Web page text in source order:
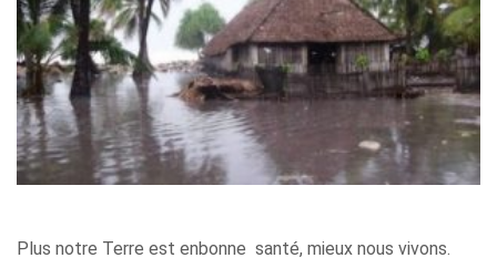
Plus notre Terre est enbonne santé, mieux nous vivons.